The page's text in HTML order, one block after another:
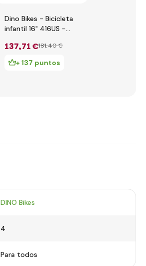
Dino Bikes - Bicicleta
infantil 16" 416US -
137,71 €181,40 €
+ 137 puntos
DINO Bikes
4
Para todos